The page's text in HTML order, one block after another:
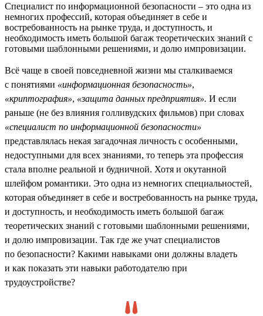
Специалист по информационной безопасности – это одна из
немногих профессий, которая объединяет в себе и
востребованность на рынке труда, и доступность, и
необходимость иметь большой багаж теоретических знаний с
готовыми шаблонными решениями, и долю импровизации.
Всё чаще в своей повседневной жизни мы сталкиваемся
с понятиями «информационная безопасность»,
«криптография», «защита данных предприятия». И если
раньше (не без влияния голливудских фильмов) при словах
«специалист по информационной безопасности»
представлялась некая загадочная личность с особенными,
недоступными для всех знаниями, то теперь эта профессия
стала вполне реальной и будничной. Хотя и окутанной
шлейфом романтики. Это одна из немногих специальностей,
которая объединяет в себе и востребованность на рынке труда,
и доступность, и необходимость иметь большой багаж
теоретических знаний с готовыми шаблонными решениями,
и долю импровизации. Так где же учат специалистов
по безопасности? Какими навыками они должны владеть
и как показать эти навыки работодателю при
трудоустройстве?